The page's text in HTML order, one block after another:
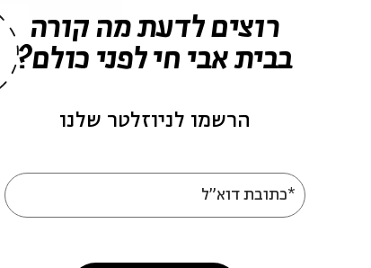
יוחנן הורקנוס
פרופ' ורד נעם
25.12.24 סדר בוקר
רוצים לדעת מה קורה
בבית אבי חי לפני כולם?
הרשמו לניוזלטר שלנו
*כתובת דוא"ל